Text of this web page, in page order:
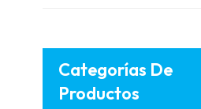
Categorías De
Productos